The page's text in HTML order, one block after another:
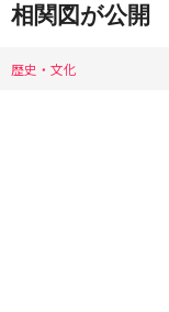
相関図が公開
歴史・文化